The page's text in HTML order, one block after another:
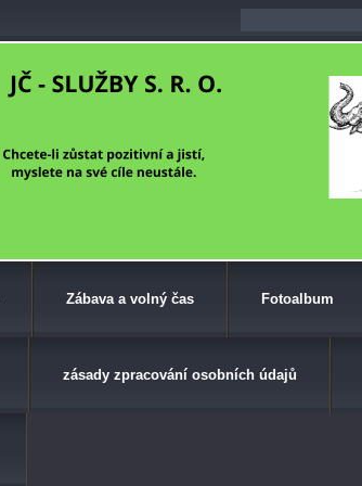
Zábava a volný čas Fotoalbum
zásady zpracování osobních údajů